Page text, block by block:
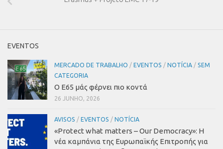
EVENTOS
MERCADO DE TRABALHO / EVENTOS / NOTÍCIA / SEM
CATEGORIA
Ο Ε65 μάς φέρνει πιο κοντά
26 JUNHO, 2026
AVISOS / EVENTOS / NOTÍCIA
«Protect what matters – Our Democracy»: Η
νέα καμπάνια της Ευρωπαϊκής Επιτροπής για